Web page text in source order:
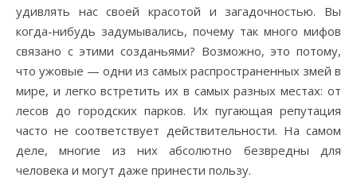
удивлять нас своей красотой и загадочностью. Вы
когда-нибудь задумывались, почему так много мифов
связано с этими созданьями? Возможно, это потому,
что ужовые — одни из самых распространенных змей в
мире, и легко встретить их в самых разных местах: от
лесов до городских парков. Их пугающая репутация
часто не соответствует действительности. На самом
деле, многие из них абсолютно безвредны для
человека и могут даже принести пользу.